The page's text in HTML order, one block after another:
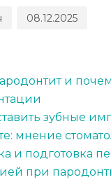
08.12.2025
и
зубные
мнение
и подготовка
при